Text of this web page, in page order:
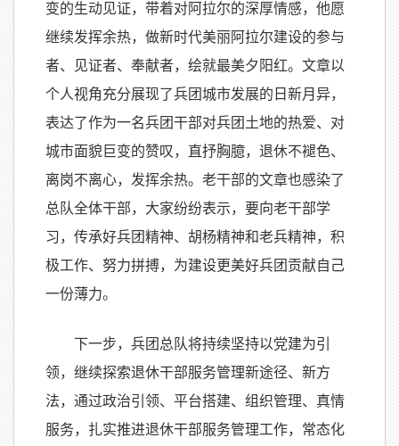
变的生动见证，带着对阿拉尔的深厚情感，他愿
继续发挥余热，做新时代美丽阿拉尔建设的参与
者、见证者、奉献者，绘就最美夕阳红。文章以
个人视角充分展现了兵团城市发展的日新月异，
表达了作为一名兵团干部对兵团土地的热爱、对
城市面貌巨变的赞叹，直抒胸臆，退休不褪色、
离岗不离心，发挥余热。老干部的文章也感染了
总队全体干部，大家纷纷表示，要向老干部学
习，传承好兵团精神、胡杨精神和老兵精神，积
极工作、努力拼搏，为建设更美好兵团贡献自己
一份薄力。
下一步，兵团总队将持续坚持以党建为引
领，继续探索退休干部服务管理新途径、新方
法，通过政治引领、平台搭建、组织管理、真情
服务，扎实推进退休干部服务管理工作，常态化